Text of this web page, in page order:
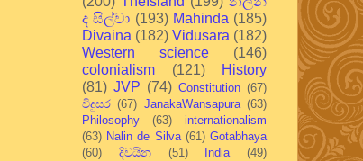
ද සිල්වා (193) Mahinda (185)
Divaina (182) Vidusara (182)
Western science
(146)
colonialism
(121)
History
(81) JVP (74) Constitution (67)
විදුසර (67) JanakaWansapura (63)
Philosophy
(63)
internationalism
(63) Nalin de Silva (61) Gotabhaya
(60)
දිවයින (51) India
(49)